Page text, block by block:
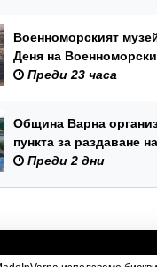
Военноморският
Деня на
вход свободен и
Преди 23 часа
Община Варна
пункта за раздаване
водаПреди 2 дни